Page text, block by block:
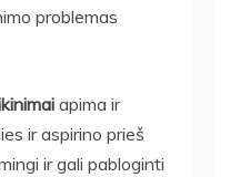
problemas
apima ir
ir aspirino prieš
ir gali pabloginti